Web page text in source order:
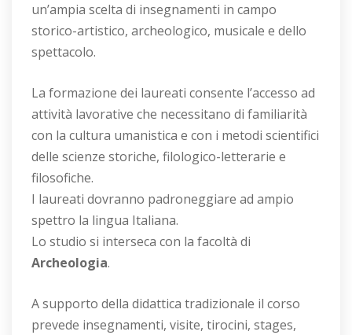
un’ampia scelta di insegnamenti in campo
storico-artistico, archeologico, musicale e dello
spettacolo.
La formazione dei laureati consente l’accesso ad
attività lavorative che necessitano di familiarità
con la cultura umanistica e con i metodi scientifici
delle scienze storiche, filologico-letterarie e
filosofiche.
I laureati dovranno padroneggiare ad ampio
spettro la lingua Italiana.
Lo studio si interseca con la facoltà di
Archeologia.
A supporto della didattica tradizionale il corso
prevede insegnamenti, visite, tirocini, stages,